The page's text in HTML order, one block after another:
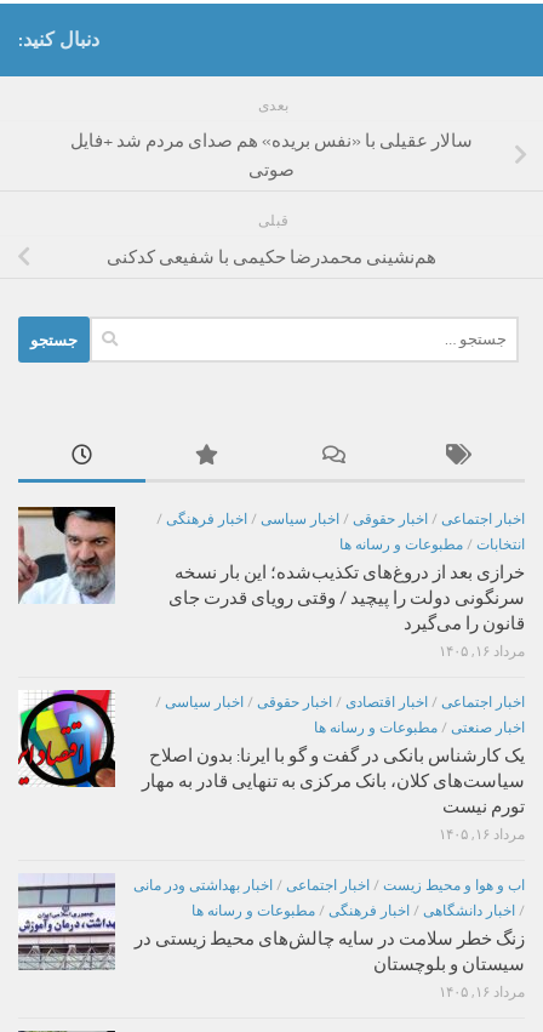
دنبال کنید:
بعدی
سالار عقیلی با «نفس بریده» هم صدای مردم شد +فایل
صوتی
قبلی
هم‌نشینی محمدرضا حکیمی با شفیعی کدکنی
برای:
اخبار اجتماعی / اخبار حقوقی / اخبار سیاسی / اخبار فرهنگی /
انتخابات / مطبوعات و رسانه ها
خرازی بعد از دروغ‌های تکذیب‌شده؛ این بار نسخه
سرنگونی دولت را پیچید / وقتی رویای قدرت جای
قانون را می‌گیرد
مرداد ۱۶, ۱۴۰۵
اخبار اجتماعی / اخبار اقتصادی / اخبار حقوقی / اخبار سیاسی /
اخبار صنعتی / مطبوعات و رسانه ها
یک کارشناس بانکی در گفت و گو با ایرنا: بدون اصلاح
سیاست‌های کلان، بانک مرکزی به تنهایی قادر به مهار
تورم نیست
مرداد ۱۶, ۱۴۰۵
اب و هوا و محیط زیست / اخبار اجتماعی / اخبار بهداشتی ودر مانی
/ اخبار دانشگاهی / اخبار فرهنگی / مطبوعات و رسانه ها
زنگ خطر سلامت در سایه چالش‌های محیط زیستی در
سیستان و بلوچستان
مرداد ۱۶, ۱۴۰۵